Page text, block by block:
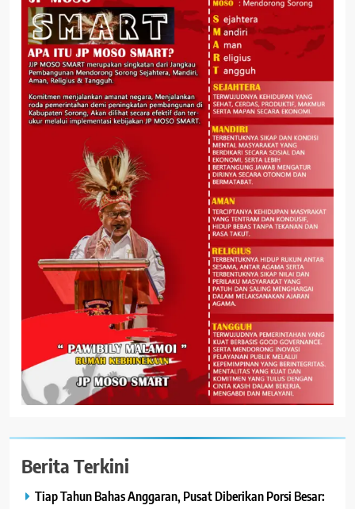
Berita Terkini
Tiap Tahun Bahas Anggaran, Pusat Diberikan Porsi Besar: